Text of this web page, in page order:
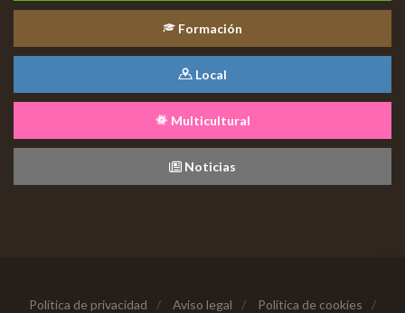
Formación
Local
Multicultural
Noticias
Política de privacidad / Aviso legal / Política de cookies /